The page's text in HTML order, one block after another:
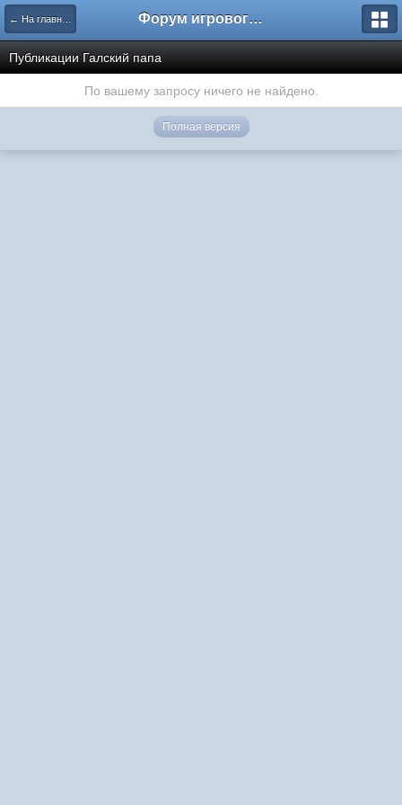
← На главную Форум игрового проекта Riverrise
Публикации Галский папа
По вашему запросу ничего не найдено.
Полная версия